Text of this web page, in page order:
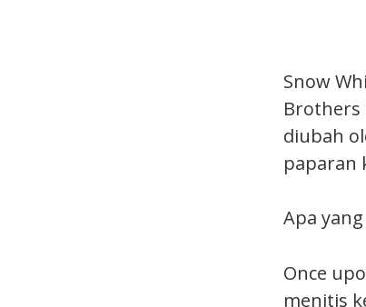
Snow
Brothers
diubah
paparan
Apa
Once
menitis